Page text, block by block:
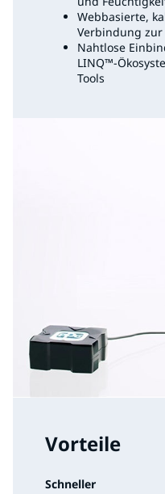
Webbasierte,
Verbindung
Nahtlose
LINQ™-
Tools
Vorteile
Schneller